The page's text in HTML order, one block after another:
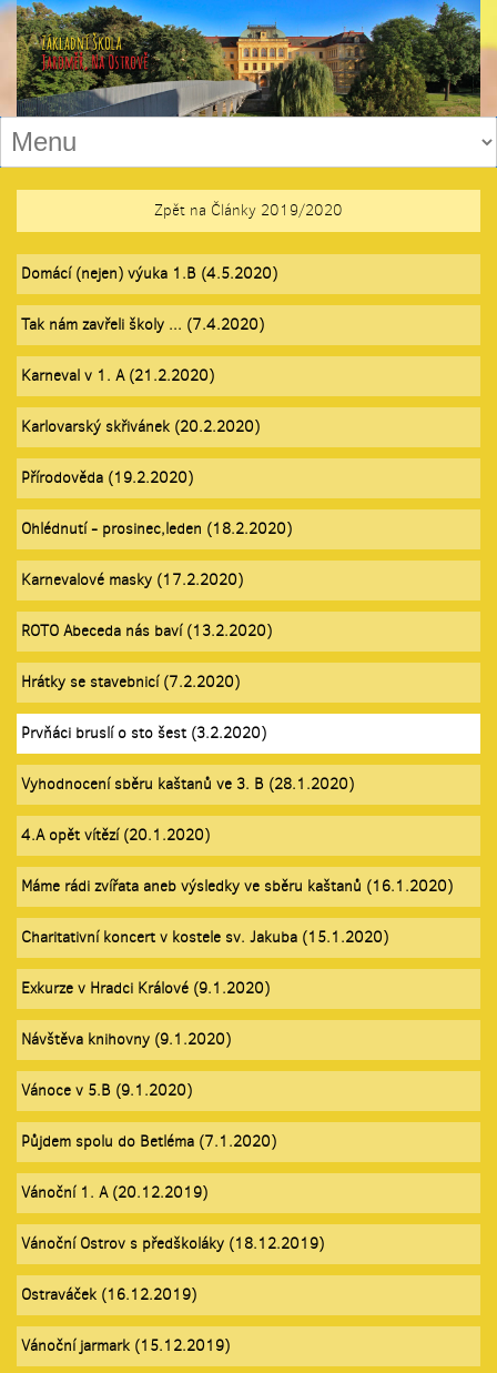
Zpět na Články 2019/2020
Domácí (nejen) výuka 1.B (4.5.2020)
Tak nám zavřeli školy ... (7.4.2020)
Karneval v 1. A (21.2.2020)
Karlovarský skřivánek (20.2.2020)
Přírodověda (19.2.2020)
Ohlédnutí - prosinec,leden (18.2.2020)
Karnevalové masky (17.2.2020)
ROTO Abeceda nás baví (13.2.2020)
Hrátky se stavebnicí (7.2.2020)
Prvňáci bruslí o sto šest (3.2.2020)
Vyhodnocení sběru kaštanů ve 3. B (28.1.2020)
4.A opět vítězí (20.1.2020)
Máme rádi zvířata aneb výsledky ve sběru kaštanů (16.1.2020)
Charitativní koncert v kostele sv. Jakuba (15.1.2020)
Exkurze v Hradci Králové (9.1.2020)
Návštěva knihovny (9.1.2020)
Vánoce v 5.B (9.1.2020)
Půjdem spolu do Betléma (7.1.2020)
Vánoční 1. A (20.12.2019)
Vánoční Ostrov s předškoláky (18.12.2019)
Ostraváček (16.12.2019)
Vánoční jarmark (15.12.2019)